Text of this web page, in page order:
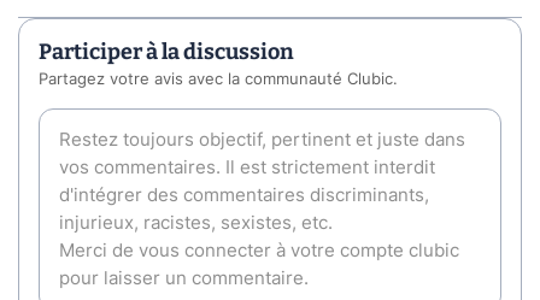
Participer à la discussion
Partagez votre avis avec la communauté Clubic.